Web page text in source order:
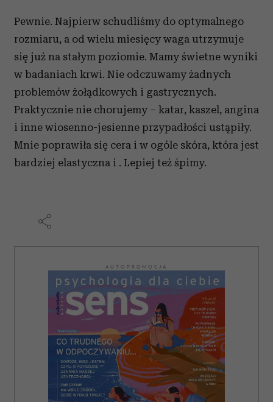
Pewnie. Najpierw schudliśmy do optymalnego
rozmiaru, a od wielu miesięcy waga utrzymuje
się już na stałym poziomie. Mamy świetne wyniki
w badaniach krwi. Nie odczuwamy żadnych
problemów żołądkowych i gastrycznych.
Praktycznie nie chorujemy – katar, kaszel, angina
i inne wiosenno-jesienne przypadłości ustąpiły.
Mnie poprawiła się cera i w ogóle skóra, która jest
bardziej elastyczna i . Lepiej też śpimy.
AUTOPROMOCJA